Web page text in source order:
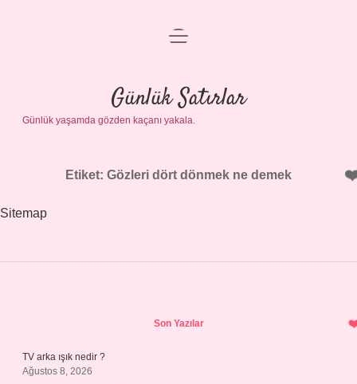
Anasayfa
Gizlilik Politikası
Yasal Uyarı
menüyü
Günlük Satırlar
Günlük yaşamda gözden kaçanı yakala.
Etiket: Gözleri dört dönmek ne demek
Sitemap
Son Yazılar
TV arka ışık nedir ?
Ağustos 8, 2026